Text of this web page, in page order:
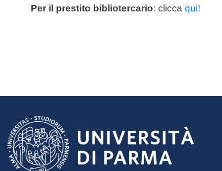
Per il prestito bibliotercario: clicca qui!